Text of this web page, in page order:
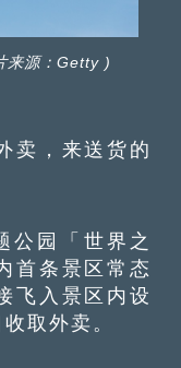
来源：Getty )
，来送货的
园「世界之
首条景区常态
飞入景区内设
取外卖。